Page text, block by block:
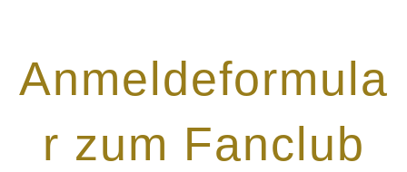
Anmeldeformula
r zum Fanclub